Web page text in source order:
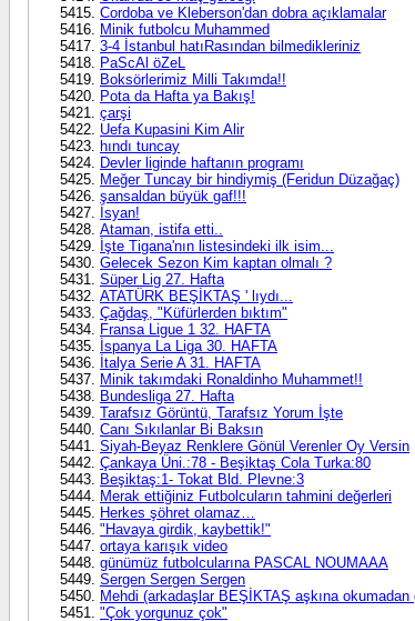
Cordoba ve Kleberson'dan dobra açıklamalar
Minik futbolcu Muhammed
3-4 İstanbul hatıRasından bilmedikleriniz
PaScAl öZeL
Boksörlerimiz Milli Takımda!!
Pota da Hafta ya Bakış!
çarşi
Uefa Kupasini Kim Alir
hındı tuncay
Devler liginde haftanın programı
Meğer Tuncay bir hindiymiş (Feridun Düzağaç)
şansaldan büyük gaf!!!
İsyan!
Ataman, istifa etti..
İşte Tigana'nın listesindeki ilk isim...
Gelecek Sezon Kim kaptan olmalı ?
Süper Lig 27. Hafta
ATATÜRK BEŞİKTAŞ ' lıydı...
Çağdaş, "Küfürlerden bıktım"
Fransa Ligue 1 32. HAFTA
İspanya La Liga 30. HAFTA
İtalya Serie A 31. HAFTA
Minik takımdaki Ronaldinho Muhammet!!
Bundesliga 27. Hafta
Tarafsız Görüntü, Tarafsız Yorum İşte
Canı Sıkılanlar Bi Baksın
Siyah-Beyaz Renklere Gönül Verenler Oy Versin
Çankaya Üni.:78 - Beşiktaş Cola Turka:80
Beşiktaş:1- Tokat Bld. Plevne:3
Merak ettiğiniz Futbolcuların tahmini değerleri
Herkes şöhret olamaz…
"Havaya girdik, kaybettik!"
ortaya karışık video
günümüz futbolcularına PASCAL NOUMAAA
Sergen Sergen Sergen
Mehdi (arkadaşlar BEŞİKTAŞ aşkına okumadan
"Çok yorgunuz çok"